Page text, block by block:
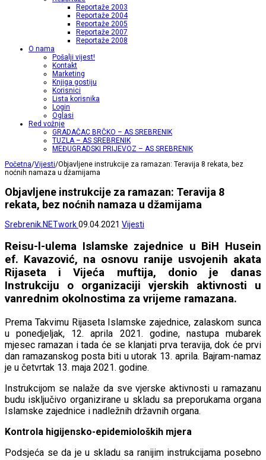
Reportaže 2003
Reportaže 2004
Reportaže 2005
Reportaže 2007
Reportaže 2008
O nama
Pošalji vijest!
Kontakt
Marketing
Knjiga gostiju
Korisnici
Lista korisnika
Login
Oglasi
Red vožnje
GRADAČAC BRČKO – AS SREBRENIK
TUZLA – AS SREBRENIK
MEĐUGRADSKI PRIJEVOZ – AS SREBRENIK
Početna/Vijesti/Objavljene instrukcije za ramazan: Teravija 8 rekata, bez
noćnih namaza u džamijama
Objavljene instrukcije za ramazan: Teravija 8
rekata, bez noćnih namaza u džamijama
Srebrenik.NETwork09.04.2021 Vijesti
Reisu-l-ulema Islamske zajednice u BiH Husein
ef. Kavazović, na osnovu ranije usvojenih akata
Rijaseta i Vijeća muftija, donio je danas
Instrukciju o organizaciji vjerskih aktivnosti u
vanrednim okolnostima za vrijeme ramazana.
Prema Takvimu Rijaseta Islamske zajednice, zalaskom sunca
u ponedjeljak, 12. aprila 2021. godine, nastupa mubarek
mjesec ramazan i tada će se klanjati prva teravija, dok će prvi
dan ramazanskog posta biti u utorak 13. aprila. Bajram-namaz
je u četvrtak 13. maja 2021. godine.
Instrukcijom se nalaže da sve vjerske aktivnosti u ramazanu
budu isključivo organizirane u skladu sa preporukama organa
Islamske zajednice i nadležnih državnih organa.
Kontrola higijensko-epidemioloških mjera
Podsjeća se da je u skladu sa ranijim instrukcijama posebno